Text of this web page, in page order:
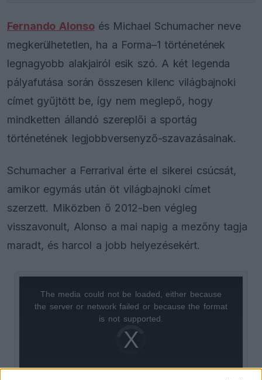
Fernando Alonsoés Michael Schumacher neve
megkerülhetetlen, ha a Forma–1 történetének
legnagyobb alakjairól esik szó. A két legenda
pályafutása során összesen kilenc világbajnoki
címet gyűjtött be, így nem meglepő, hogy
mindketten állandó szereplői a sportág
történetének legjobbversenyző-szavazásainak.
Schumacher a Ferrarival érte el sikerei csúcsát,
amikor egymás után öt világbajnoki címet
szerzett. Miközben ő 2012-ben végleg
visszavonult, Alonso a mai napig a mezőny tagja
maradt, és harcol a jobb helyezésekért.
Video
Player
loading.
window.
The media could not be loaded, either because
the server or network failed or because the format
is not supported.